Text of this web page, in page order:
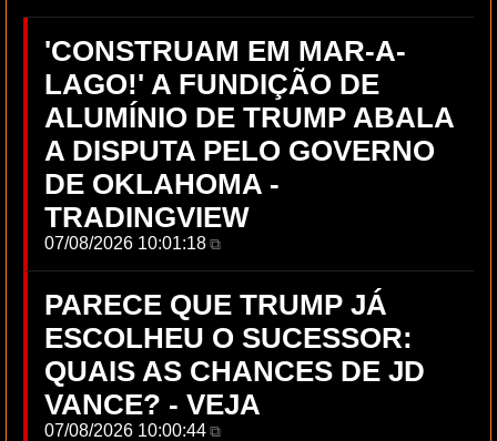
'CONSTRUAM EM MAR-A-
LAGO!' A FUNDIÇÃO DE
ALUMÍNIO DE TRUMP ABALA
A DISPUTA PELO GOVERNO
DE OKLAHOMA -
TRADINGVIEW
07/08/2026 10:01:18⧉
PARECE QUE TRUMP JÁ
ESCOLHEU O SUCESSOR:
QUAIS AS CHANCES DE JD
VANCE? - VEJA
07/08/2026 10:00:44⧉